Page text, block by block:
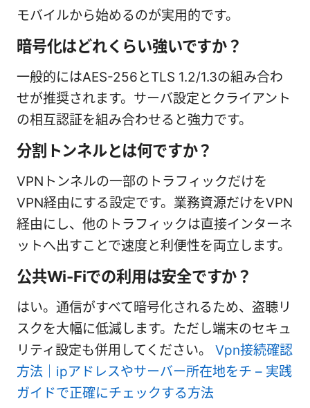
モバイルから始めるのが実用的です。
暗号化はどれくらい強いですか？
一般的にはAES-256とTLS 1.2/1.3の組み合わ
せが推奨されます。サーバ設定とクライアント
の相互認証を組み合わせると強力です。
分割トンネルとは何ですか？
VPNトンネルの一部のトラフィックだけを
VPN経由にする設定です。業務資源だけをVPN
経由にし、他のトラフィックは直接インターネ
ットへ出すことで速度と利便性を両立します。
公共Wi-Fiでの利用は安全ですか？
はい。通信がすべて暗号化されるため、盗聴リ
スクを大幅に低減します。ただし端末のセキュ
リティ設定も併用してください。 Vpn接続確認
方法｜ipアドレスやサーバー所在地をチ – 実践
ガイドで正確にチェックする方法